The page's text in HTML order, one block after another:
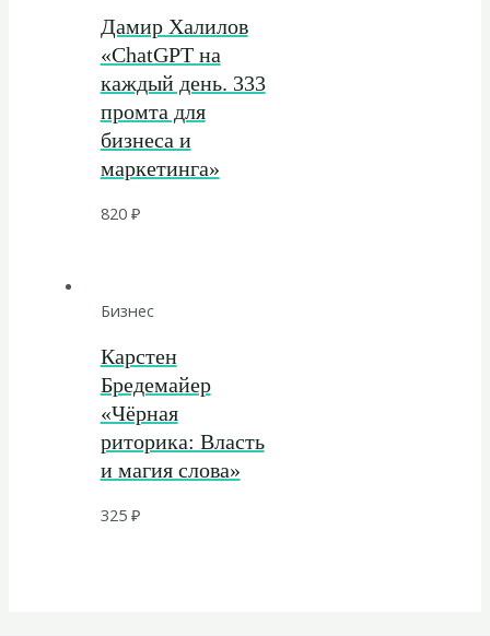
Дамир Халилов
«ChatGPT на
каждый день. 333
промта для
бизнеса и
маркетинга»
820 ₽
Бизнес
Карстен
Бредемайер
«Чёрная
риторика: Власть
и магия слова»
325 ₽